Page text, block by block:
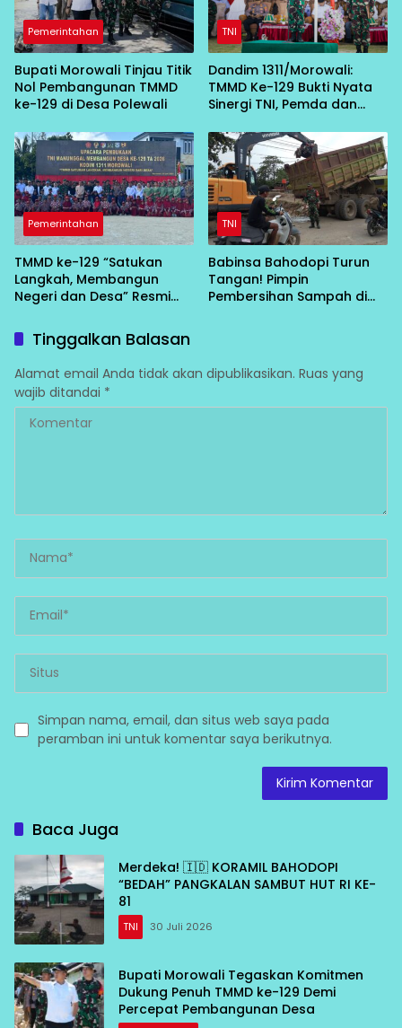
Pemerintahan
Bupati Morowali Tinjau Titik
Nol Pembangunan TMMD
ke-129 di Desa Polewali
TNI
Dandim 1311/Morowali:
TMMD Ke-129 Bukti Nyata
Sinergi TNI, Pemda dan
dari Desa
Pemerintahan
TMMD ke-129 “Satukan
Langkah, Membangun
Negeri dan Desa” Resmi
TNI
Babinsa Bahodopi Turun
Tangan! Pimpin
Pembersihan Sampah di
Tinggalkan Balasan
Alamat email Anda tidak akan dipublikasikan. Ruas yang
wajib ditandai *
Simpan nama, email, dan situs web saya pada
peramban ini untuk komentar saya berikutnya.
Baca Juga
Merdeka! 🇮🇩 KORAMIL BAHODOPI
“BEDAH” PANGKALAN SAMBUT HUT RI KE-
81
TNI 30 Juli 2026
Bupati Morowali Tegaskan Komitmen
Dukung Penuh TMMD ke-129 Demi
Percepat Pembangunan Desa